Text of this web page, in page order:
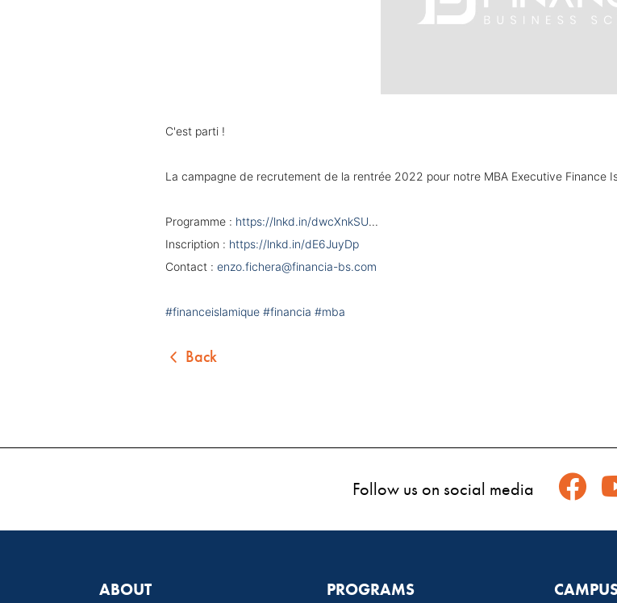
C'est parti !
La campagne de recrutement de la rentrée 2022 pour notre MBA Executive Finance
Programme : https://lnkd.in/dwcXnkSU...
Inscription : https://lnkd.in/dE6JuyDp
Contact : enzo.fichera@financia-bs.com
#financeislamique #financia #mba
Back
Follow us on social media
ABOUT PROGRAMS